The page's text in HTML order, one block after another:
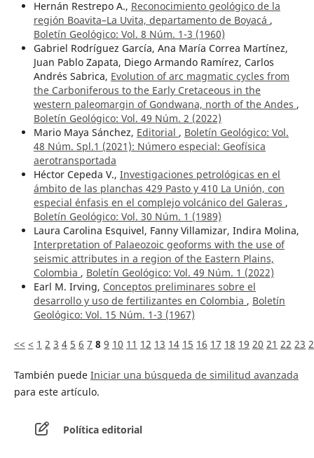
Hernán Restrepo A., Reconocimiento geológico de la
región Boavita–La Uvita, departamento de Boyacá ,
Boletín Geológico: Vol. 8 Núm. 1-3 (1960)
Gabriel Rodríguez García, Ana María Correa Martínez,
Juan Pablo Zapata, Diego Armando Ramírez, Carlos
Andrés Sabrica, Evolution of arc magmatic cycles from
the Carboniferous to the Early Cretaceous in the
western paleomargin of Gondwana, north of the Andes ,
Boletín Geológico: Vol. 49 Núm. 2 (2022)
Mario Maya Sánchez, Editorial , Boletín Geológico: Vol.
48 Núm. Spl.1 (2021): Número especial: Geofísica
aerotransportada
Héctor Cepeda V., Investigaciones petrológicas en el
ámbito de las planchas 429 Pasto y 410 La Unión, con
especial énfasis en el complejo volcánico del Galeras ,
Boletín Geológico: Vol. 30 Núm. 1 (1989)
Laura Carolina Esquivel, Fanny Villamizar, Indira Molina,
Interpretation of Palaeozoic geoforms with the use of
seismic attributes in a region of the Eastern Plains,
Colombia , Boletín Geológico: Vol. 49 Núm. 1 (2022)
Earl M. Irving, Conceptos preliminares sobre el
desarrollo y uso de fertilizantes en Colombia , Boletín
Geológico: Vol. 15 Núm. 1-3 (1967)
<< < 1 2 3 4 5 6 7 8 9 10 11 12 13 14 15 16 17 18 19 20 21 22 23
También puede Iniciar una búsqueda de similitud avanzada
para este artículo.
Política editorial